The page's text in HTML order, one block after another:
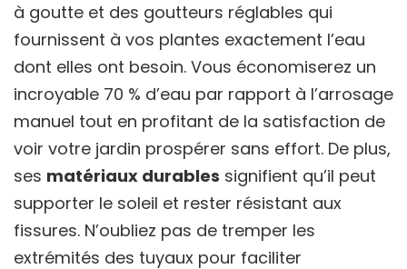
à goutte et des goutteurs réglables qui
fournissent à vos plantes exactement l’eau
dont elles ont besoin. Vous économiserez un
incroyable 70 % d’eau par rapport à l’arrosage
manuel tout en profitant de la satisfaction de
voir votre jardin prospérer sans effort. De plus,
ses matériaux durables signifient qu’il peut
supporter le soleil et rester résistant aux
fissures. N’oubliez pas de tremper les
extrémités des tuyaux pour faciliter